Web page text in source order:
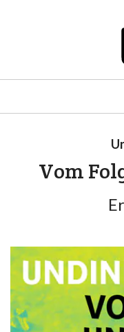
Vom